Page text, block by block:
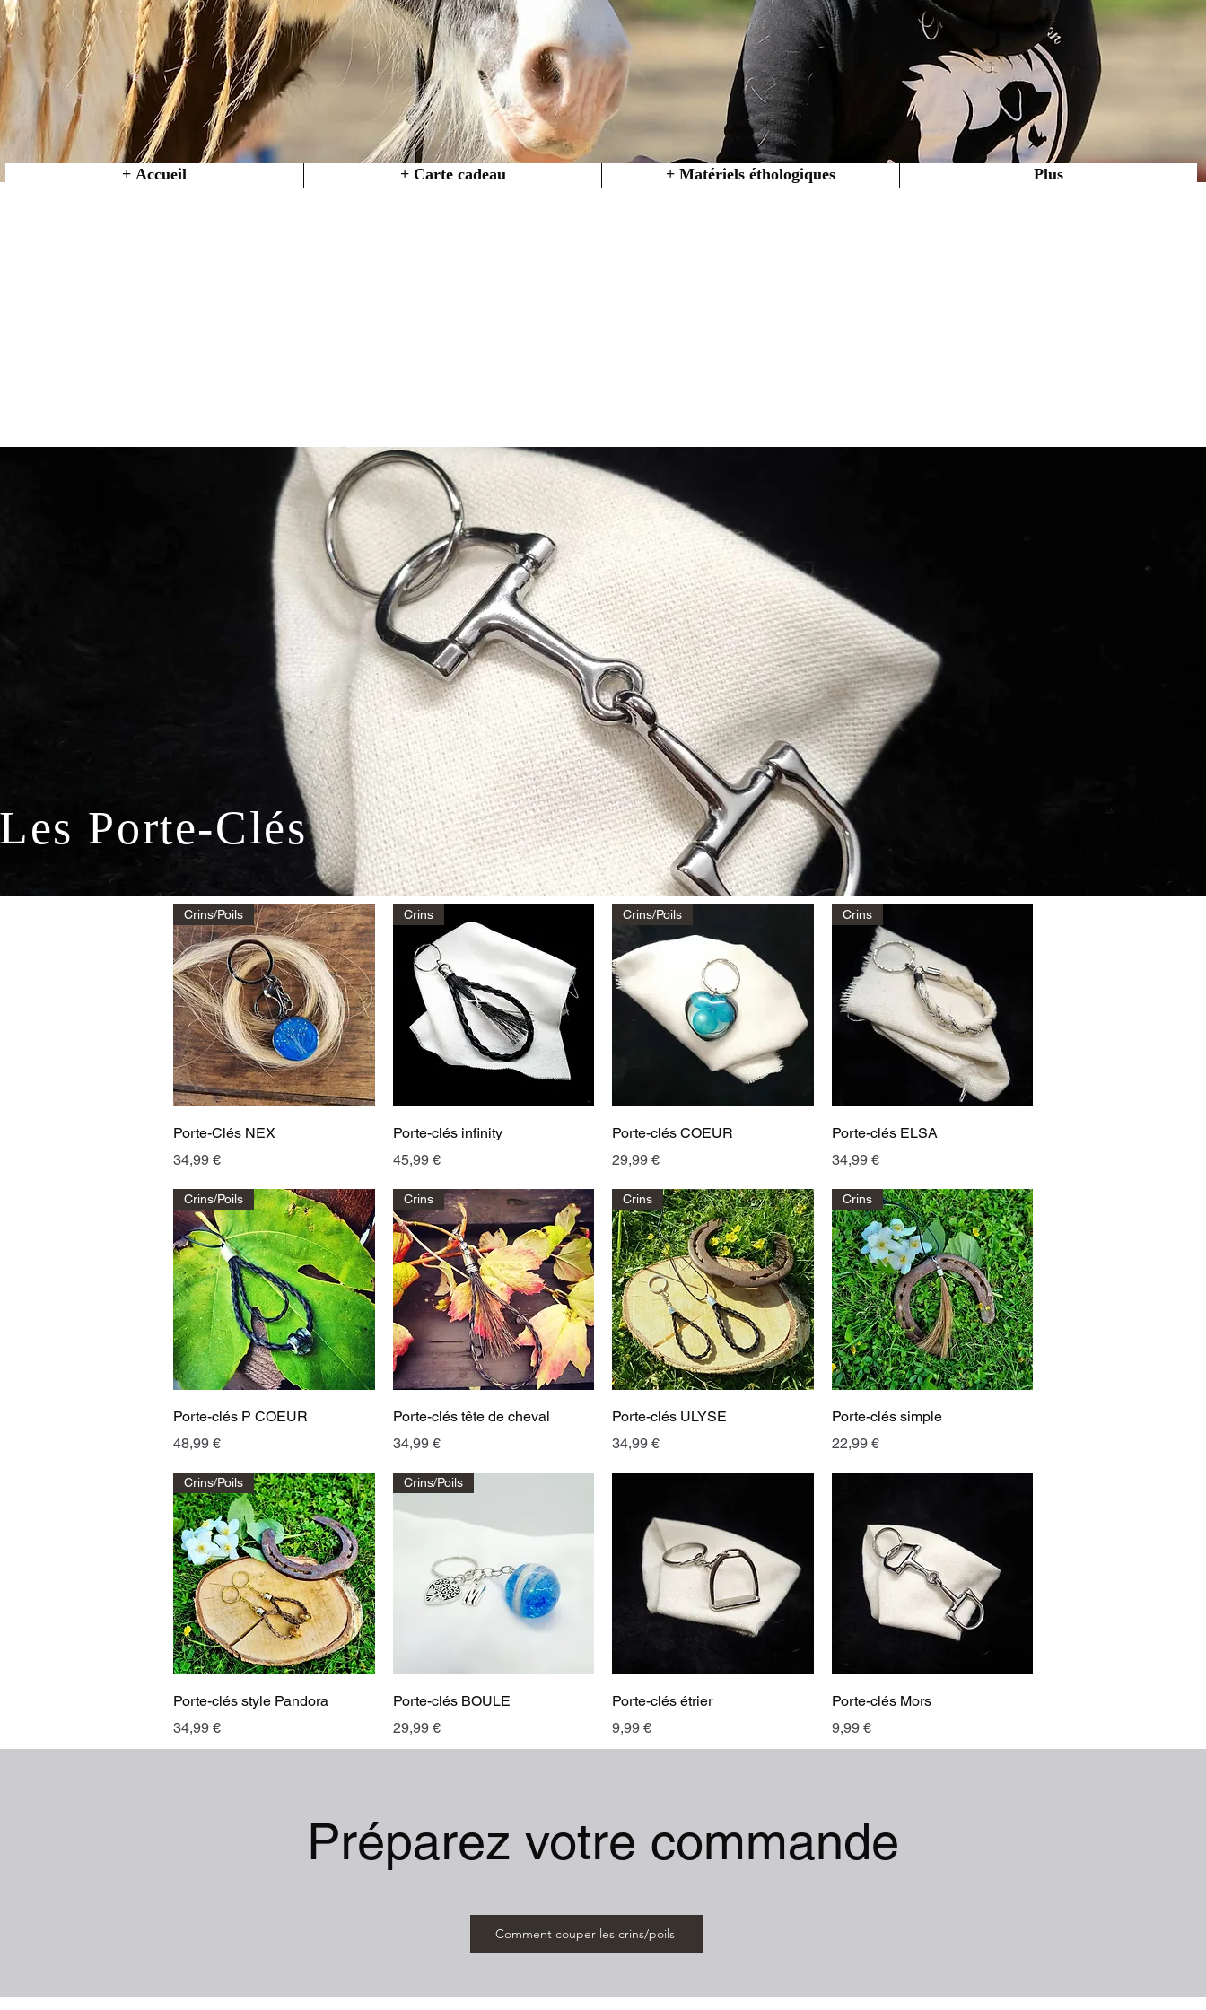
+ Accueil + Carte cadeau + Matériels éthologiques Plus
Les Porte-Clés
Aperçu rapide
Crins/Poils
Porte-Clés NEX
Prix
34,99 €
Aperçu rapide
Crins
Porte-clés infinity
Prix
45,99 €
Aperçu rapide
Crins/Poils
Porte-clés COEUR
Prix
29,99 €
Aperçu rapide
Crins
Porte-clés ELSA
Prix
34,99 €
Aperçu rapide
Crins/Poils
Porte-clés P COEUR
Prix
48,99 €
Aperçu rapide
Crins
Porte-clés tête de cheval
Prix
34,99 €
Aperçu rapide
Crins
Porte-clés ULYSE
Prix
34,99 €
Aperçu rapide
Crins
Porte-clés simple
Prix
22,99 €
Aperçu rapide
Crins/Poils
Porte-clés style Pandora
Prix
34,99 €
Aperçu rapide
Crins/Poils
Porte-clés BOULE
Prix
29,99 €
Aperçu rapide
Porte-clés étrier
Prix
9,99 €
Aperçu rapide
Porte-clés Mors
Prix
9,99 €
Préparez votre commande
Comment couper les crins/poils
Tel : 0647666430